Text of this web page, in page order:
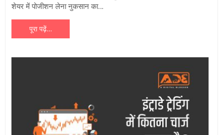
शेयर में पोजीशन लेना नुकसान का…
पूरा पढ़ें…